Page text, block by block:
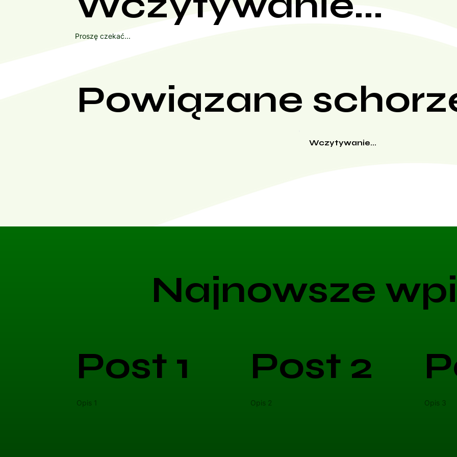
Proszę czekać...
Powiązane
Wczytywanie...
Najnowsze
Post 1
Opis 1
Post 2
Opis 2 Opis 3